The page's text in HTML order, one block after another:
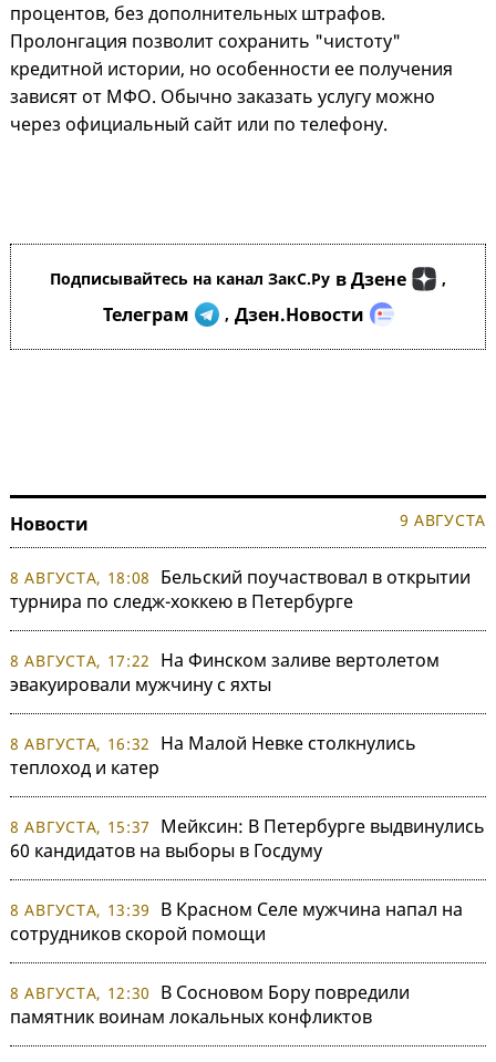
процентов, без дополнительных штрафов.
Пролонгация позволит сохранить "чистоту"
кредитной истории, но особенности ее получения
зависят от МФО. Обычно заказать услугу можно
через официальный сайт или по телефону.
Подписывайтесь на канал ЗакС.Ру в Дзене ,
Телеграм , Дзен.Новости
Новости 9 АВГУСТА
8 АВГУСТА, 18:08
Бельский поучаствовал в открытии
турнира по следж-хоккею в Петербурге
8 АВГУСТА, 17:22
На Финском заливе вертолетом
эвакуировали мужчину с яхты
8 АВГУСТА, 16:32
На Малой Невке столкнулись
теплоход и катер
8 АВГУСТА, 15:37
Мейксин: В Петербурге выдвинулись
60 кандидатов на выборы в Госдуму
8 АВГУСТА, 13:39
В Красном Селе мужчина напал на
сотрудников скорой помощи
8 АВГУСТА, 12:30
В Сосновом Бору повредили
памятник воинам локальных конфликтов